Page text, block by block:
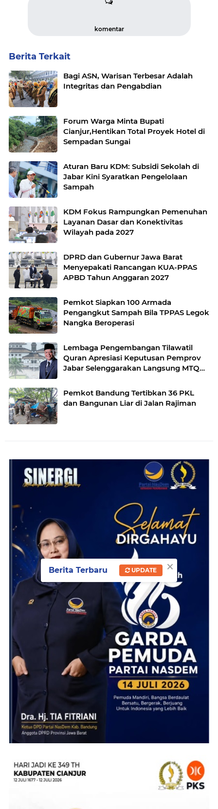
komentar
Berita Terkait
Bagi ASN, Warisan Terbesar Adalah
Integritas dan Pengabdian
Forum Warga Minta Bupati
Cianjur,Hentikan Total Proyek Hotel di
Sempadan Sungai
Aturan Baru KDM: Subsidi Sekolah di
Jabar Kini Syaratkan Pengelolaan
Sampah
KDM Fokus Rampungkan Pemenuhan
Layanan Dasar dan Konektivitas
Wilayah pada 2027
DPRD dan Gubernur Jawa Barat
Menyepakati Rancangan KUA-PPAS
APBD Tahun Anggaran 2027
Pemkot Siapkan 100 Armada
Pengangkut Sampah Bila TPPAS Legok
Nangka Beroperasi
Lembaga Pengembangan Tilawatil
Quran Apresiasi Keputusan Pemprov
Jabar Selenggarakan Langsung MTQ
Pemkot Bandung Tertibkan 36 PKL
dan Bangunan Liar di Jalan Rajiman
×
Berita Terbaru UPDATE